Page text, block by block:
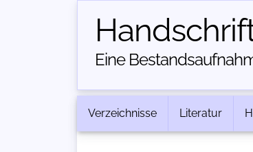
Eine
Verzeichnisse Literatur